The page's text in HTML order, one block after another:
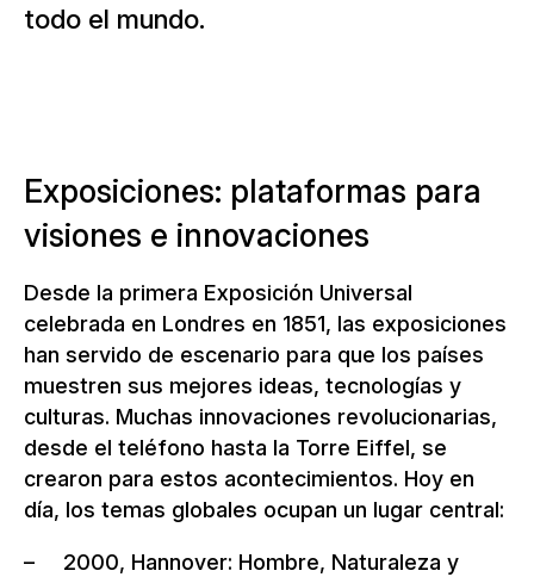
todo el mundo.
Exposiciones: plataformas para
visiones e innovaciones
Desde la primera Exposición Universal
celebrada en Londres en 1851, las exposiciones
han servido de escenario para que los países
muestren sus mejores ideas, tecnologías y
culturas. Muchas innovaciones revolucionarias,
desde el teléfono hasta la Torre Eiffel, se
crearon para estos acontecimientos. Hoy en
día, los temas globales ocupan un lugar central:
2000, Hannover: Hombre, Naturaleza y